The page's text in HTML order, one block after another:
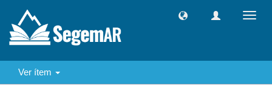
Ver ítem